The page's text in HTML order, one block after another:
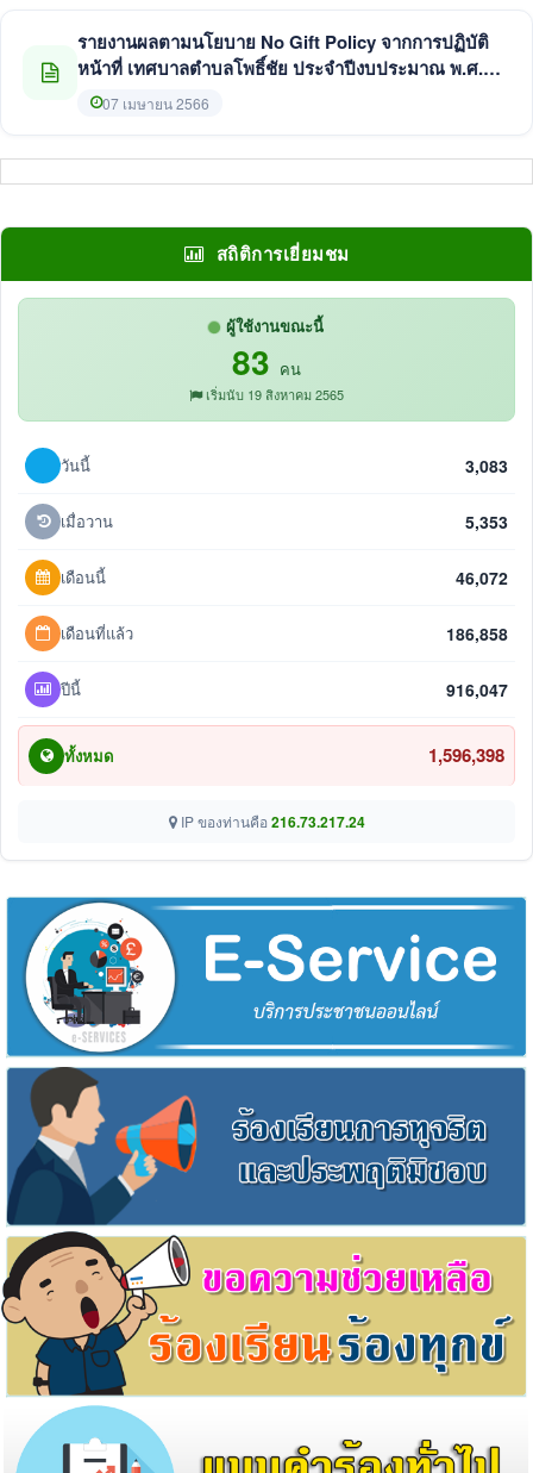
รายงานผลตามนโยบาย No Gift Policy จากการปฏิบัติ
หน้าที่ เทศบาลตำบลโพธิ์ชัย ประจำปีงบประมาณ พ.ศ.
256607 เมษายน 2566
สถิติการเยี่ยมชม
ผู้ใช้งานขณะนี้
83 คน
เริ่มนับ 19 สิงหาคม 2565
วันนี้ 3,083
เมื่อวาน 5,353
เดือนนี้ 46,072
เดือนที่แล้ว 186,858
ปีนี้ 916,047
ทั้งหมด 1,596,398
IP ของท่านคือ 216.73.217.24